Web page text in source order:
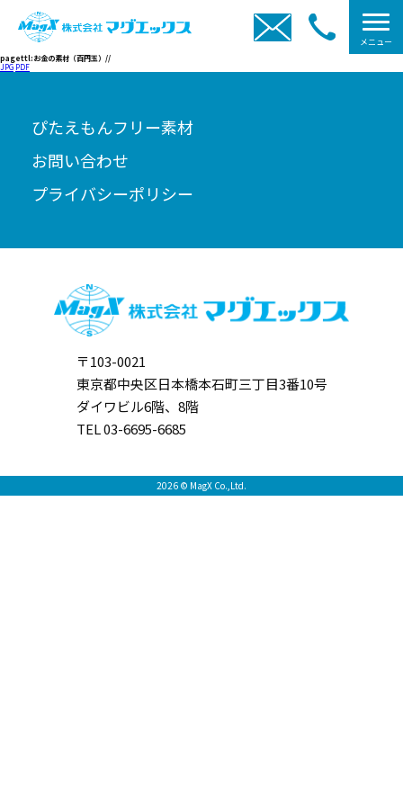
メニュー
pagettl:お金の素材（百円玉）//
JPG PDF
ぴたえもんフリー素材
お問い合わせ
プライバシーポリシー
〒103-0021
東京都中央区日本橋本石町三丁目3番10号
ダイワビル6階、8階
TEL 03-6695-6685
2026 © MagX Co.,Ltd.